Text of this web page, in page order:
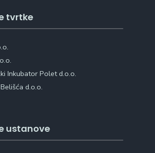
tvrtke
Inkubator Polet d.o.o.
d.o.o.
ustanove